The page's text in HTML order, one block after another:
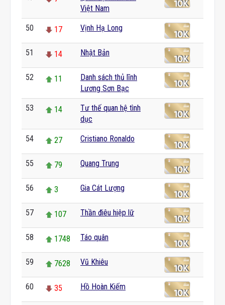
Việt Nam
50 17 Vịnh Hạ Long
51 14 Nhật Bản
52 11
Danh sách thủ lĩnh
Lương Sơn Bạc
53 14
Tư thế quan hệ tình
dục
54 27 Cristiano Ronaldo
55 79 Quang Trung
56 3 Gia Cát Lượng
57 107 Thần điêu hiệp lữ
58 1748 Táo quân
59 7628 Vũ Khiêu
60 35 Hồ Hoàn Kiếm